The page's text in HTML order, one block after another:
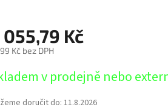
055,79 Kč
Kč bez DPH
v prodejně nebo
doručit do:11.8.2026